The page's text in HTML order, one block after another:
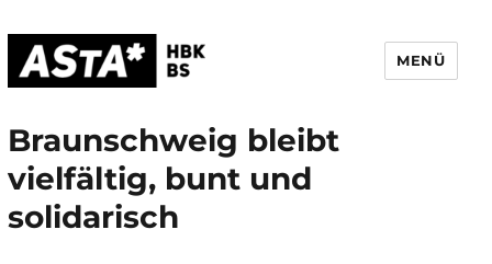
MENÜ
Braunschweig bleibt
vielfältig, bunt und
solidarisch